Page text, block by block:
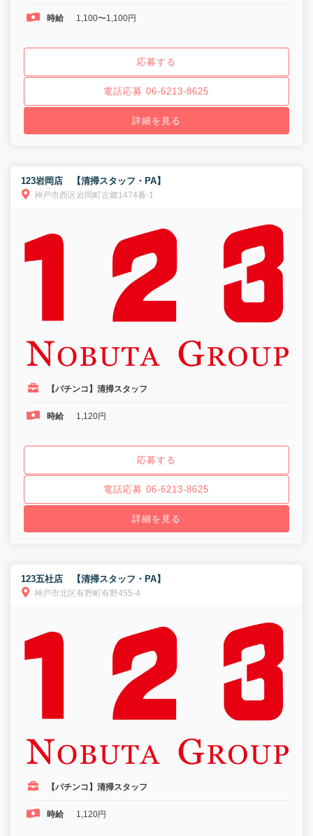
時給 1,100〜1,100円
応募する
電話応募 06-6213-8625
詳細を見る
123岩岡店 【清掃スタッフ・PA】
神戸市西区岩岡町古郷1474番-1
【パチンコ】清掃スタッフ
時給 1,120円
応募する
電話応募 06-6213-8625
詳細を見る
123五社店 【清掃スタッフ・PA】
神戸市北区有野町有野455-4
【パチンコ】清掃スタッフ
時給 1,120円